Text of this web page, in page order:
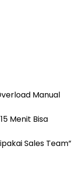
Manual
Menit Bisa
Sales Team”